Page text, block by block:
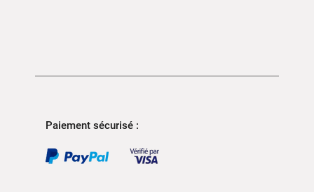
Paiement sécurisé :